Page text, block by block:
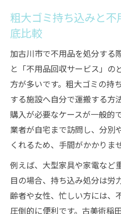
粗大ゴミ持ち込みと
底比較
加古川市で不用品を処分する
と「不用品回収サービス」の
方が多いです。粗大ゴミの持
する施設へ自分で運搬する方
購入が必要なケースが一般的
業者が自宅まで訪問し、分別
くれるため、手間がかかりま
例えば、大型家具や家電など
目の場合、持ち込み処分は労
齢者や女性、忙しい方には、
圧倒的に便利です。古美術稲